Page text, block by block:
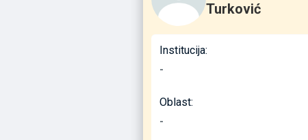
Turković
Institucija:
-
Oblast:
-